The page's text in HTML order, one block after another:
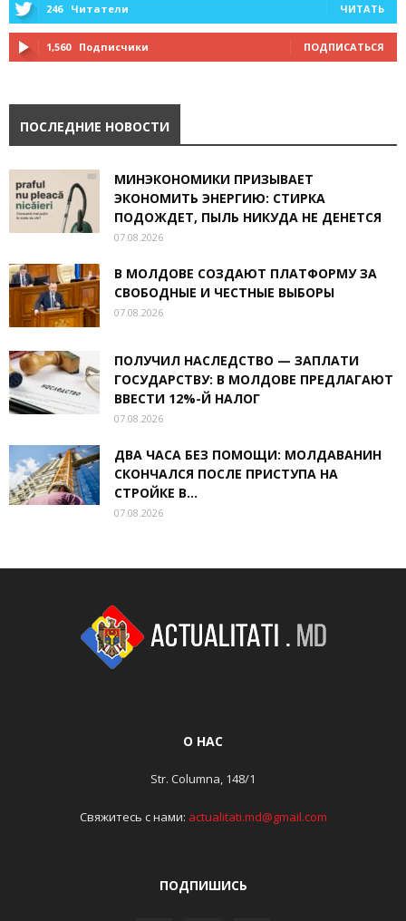
246 Читатели ЧИТАТЬ
1,560 Подписчики ПОДПИСАТЬСЯ
ПОСЛЕДНИЕ НОВОСТИ
МИНЭКОНОМИКИ ПРИЗЫВАЕТ
ЭКОНОМИТЬ ЭНЕРГИЮ: СТИРКА
ПОДОЖДЕТ, ПЫЛЬ НИКУДА НЕ ДЕНЕТСЯ
07.08.2026
В МОЛДОВЕ СОЗДАЮТ ПЛАТФОРМУ ЗА
СВОБОДНЫЕ И ЧЕСТНЫЕ ВЫБОРЫ
07.08.2026
ПОЛУЧИЛ НАСЛЕДСТВО — ЗАПЛАТИ
ГОСУДАРСТВУ: В МОЛДОВЕ ПРЕДЛАГАЮТ
ВВЕСТИ 12%-Й НАЛОГ
07.08.2026
ДВА ЧАСА БЕЗ ПОМОЩИ: МОЛДАВАНИН
СКОНЧАЛСЯ ПОСЛЕ ПРИСТУПА НА
СТРОЙКЕ В...
07.08.2026
О НАС
Str. Columna, 148/1
Свяжитесь с нами: actualitati.md@gmail.com
ПОДПИШИСЬ